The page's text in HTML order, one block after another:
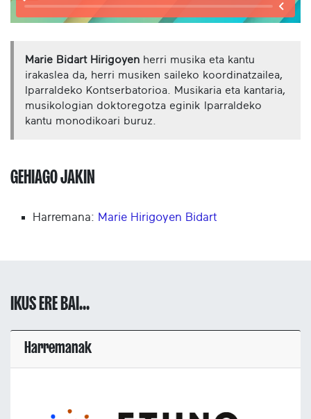
Marie Bidart Hirigoyen herri musika eta kantu
irakaslea da, herri musiken saileko koordinatzailea,
Iparraldeko Kontserbatorioa. Musikaria eta kantaria,
musikologian doktoregotza eginik Iparraldeko
kantu monodikoari buruz.
GEHIAGO JAKIN
Harremana: Marie Hirigoyen Bidart
IKUS ERE BAI...
Harremanak